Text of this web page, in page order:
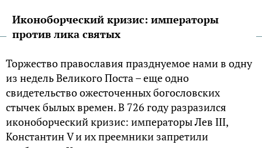
Иконоборческий кризис: императоры
против лика святых
Торжество православия празднуемое нами в одну
из недель Великого Поста – еще одно
свидетельство ожесточенных богословских
стычек былых времен. В 726 году разразился
иконоборческий кризис: императоры Лев III,
Константин V и их преемники запретили